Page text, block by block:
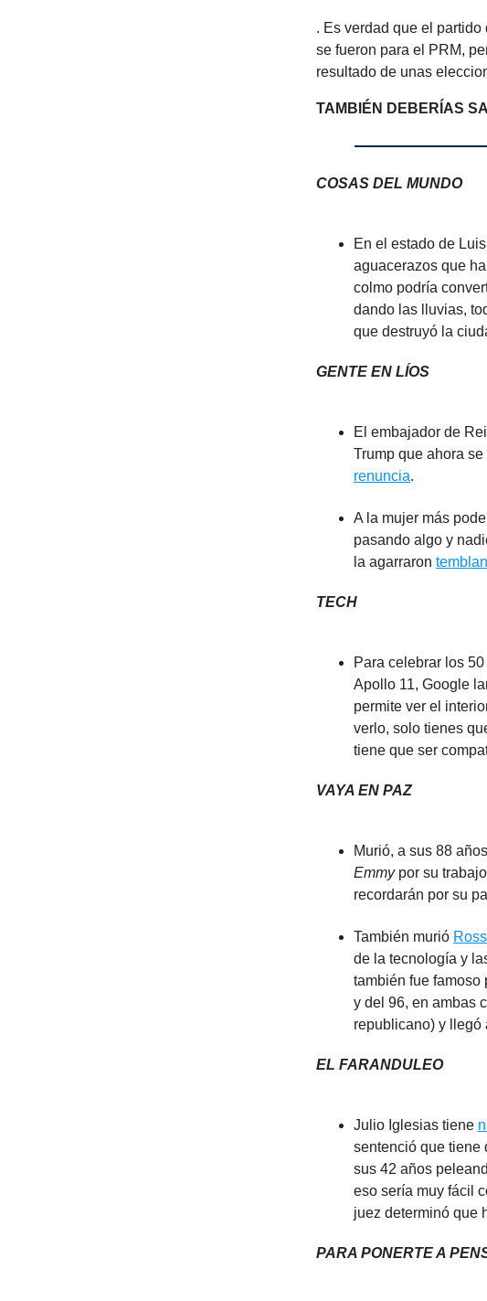
. Es verdad que el
se fueron para el PRM,
resultado de unas
TAMBIÉN DEBERÍAS
COSAS DEL MUNDO
En el estado de
aguacerazos que
colmo podría
dando las lluvias,
que destruyó la
GENTE EN LÍOS
El embajador de
Trump que ahora
renuncia.
A la mujer más
pasando algo y
la agarraron
TECH
Para celebrar los
Apollo 11, Google
permite ver el
verlo, solo tienes
tiene que ser
VAYA EN PAZ
Murió, a sus 88
Emmypor su
recordarán por su
También murió
de la tecnología y
también fue famoso
y del 96, en ambas
republicano) y llegó
EL FARANDULEO
Julio Iglesias tiene
sentenció que tiene
sus 42 años
eso sería muy fácil
juez determinó que
PARA PONERTE A